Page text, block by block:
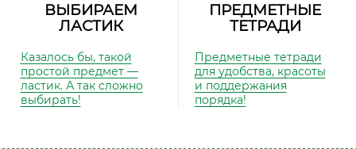
ВЫБИРАЕМ
ЛАСТИК
Казалось бы, такой
простой предмет —
ластик. А так сложно
выбирать!
ПРЕДМЕТНЫЕ
ТЕТРАДИ
Предметные тетради
для удобства, красоты
и поддержания
порядка!